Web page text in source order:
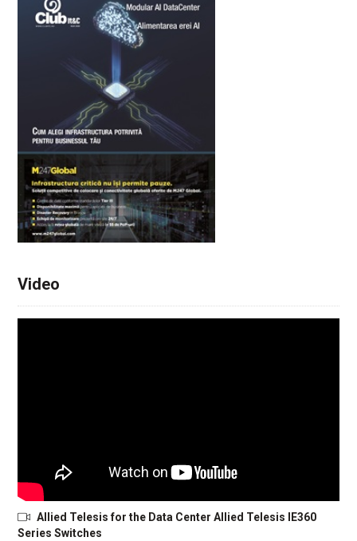
Video
Allied Telesis for the Data Center Allied Telesis IE360
Series Switches